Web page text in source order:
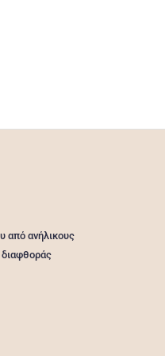
από ανήλικους